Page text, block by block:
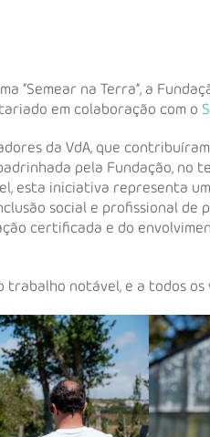
“Semear na Terra”, a
em colaboração com o
da VdA, que
pela Fundação, no
esta iniciativa representa
social e profissional de
certificada e do
trabalho notável, e a todos